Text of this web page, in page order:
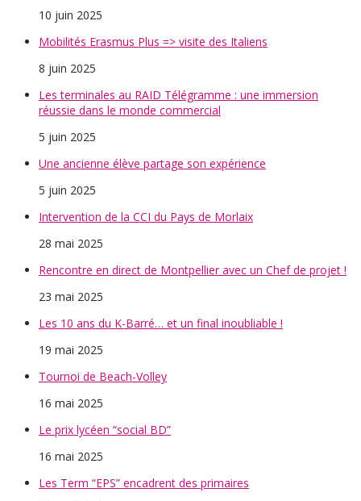
10 juin 2025
Mobilités Erasmus Plus => visite des Italiens
8 juin 2025
Les terminales au RAID Télégramme : une immersion
réussie dans le monde commercial
5 juin 2025
Une ancienne élève partage son expérience
5 juin 2025
Intervention de la CCI du Pays de Morlaix
28 mai 2025
Rencontre en direct de Montpellier avec un Chef de projet !
23 mai 2025
Les 10 ans du K-Barré… et un final inoubliable !
19 mai 2025
Tournoi de Beach-Volley
16 mai 2025
Le prix lycéen “social BD”
16 mai 2025
Les Term “EPS” encadrent des primaires